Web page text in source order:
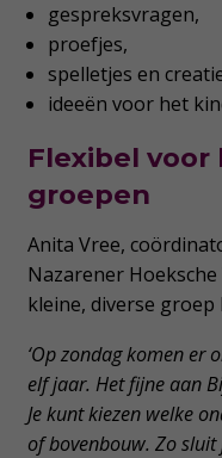
gespreksvragen,
proefjes,
spelletjes en
ideeën voor het
Flexibel
groepen
Anita Vree,
Nazarener
kleine, diverse groep
‘Op zondag komen er
elf jaar. Het fijne aan
Je kunt kiezen welke
of bovenbouw. Zo